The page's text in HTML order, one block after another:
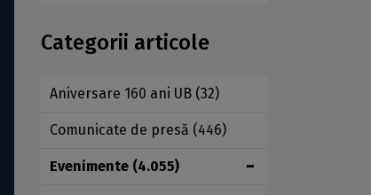
Categorii articole
Aniversare 160 ani UB (32)
Comunicate de presă (446)
Evenimente (4.055)